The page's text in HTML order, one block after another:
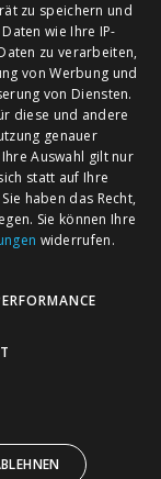
Bundesländern
PLZ
Umkreis
zu speichern und
wie Ihre IP-
zu verarbeiten,
von Werbung und
von Diensten.
diese und andere
genauer
Auswahl gilt nur
statt auf Ihre
haben das Recht,
Sie können Ihre
widerrufen.